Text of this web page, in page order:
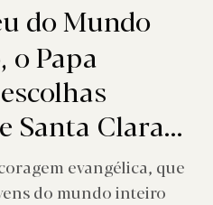
do Mundo
Santa Clara
encorajam
evangélica, que
do mundo inteiro